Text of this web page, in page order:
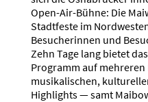
Open-Air-Bühne: Die
Stadt­feste im
Besuche­rinnen und
Zehn Tage lang bietet
Programm auf
musika­li­schen,
Highlights — samt